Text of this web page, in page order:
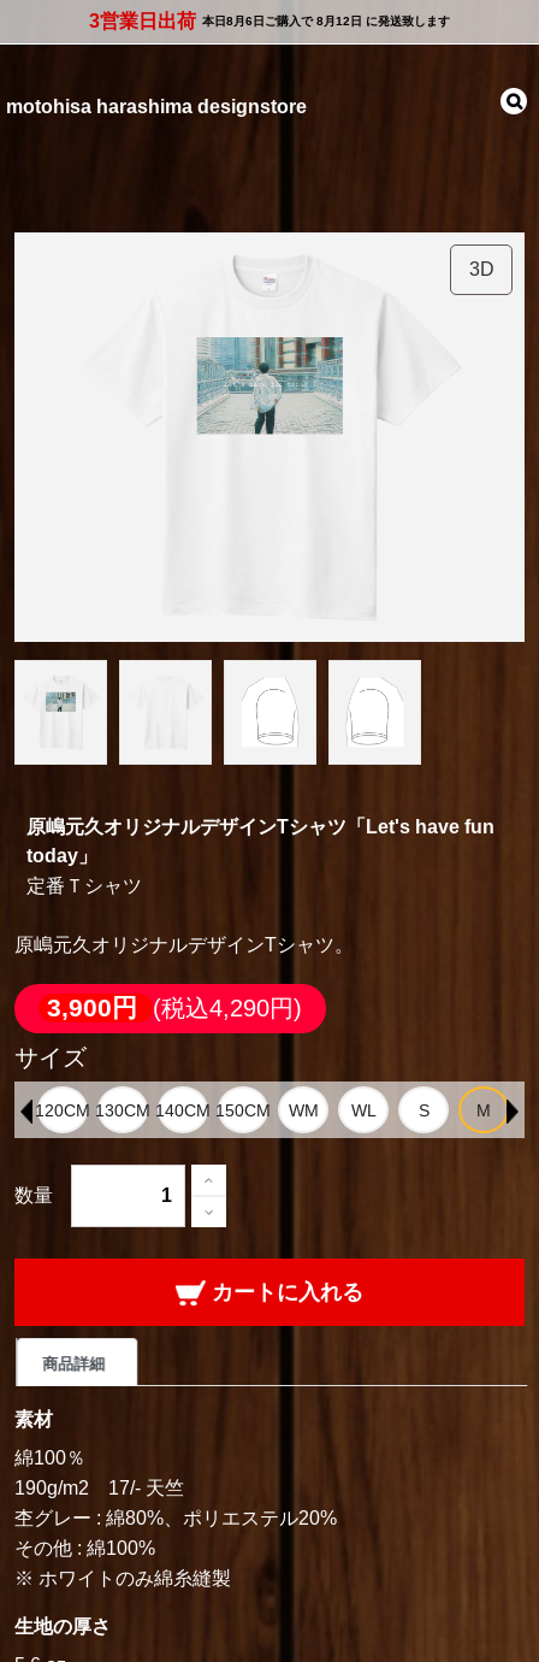
3営業日出荷 本日8月6日 ご購入で8月12日 に発送致します
motohisa harashima designstore
3D
原嶋元久オリジナルデザインTシャツ「Let's have fun
today」
定番Ｔシャツ
原嶋元久オリジナルデザインTシャツ。
3,900円
(税込4,290円)
サイズ
数量
カートに入れる
商品詳細
素材
綿100％
190g/m2 17/- 天竺
杢グレー : 綿80%、ポリエステル20%
その他 : 綿100%
※ ホワイトのみ綿糸縫製
生地の厚さ